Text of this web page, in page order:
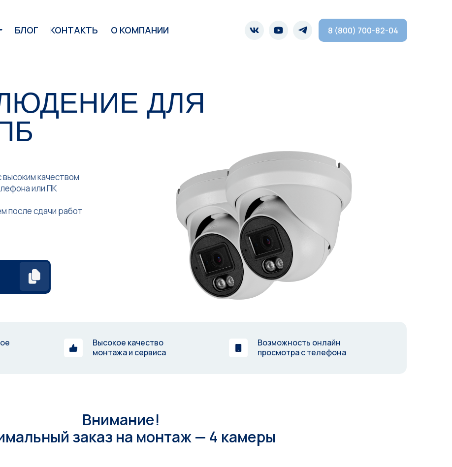
8 (800) 700-82-04
БЛОГ КОНТАКТЫ О КОМПАНИИ
Высокое качество
монтажа и сервиса
качеством
или ПК
после сдачи работ
ДЛЯ
Возможность онлайн
просмотра с телефона
Внимание!
заказ на монтаж — 4 камеры